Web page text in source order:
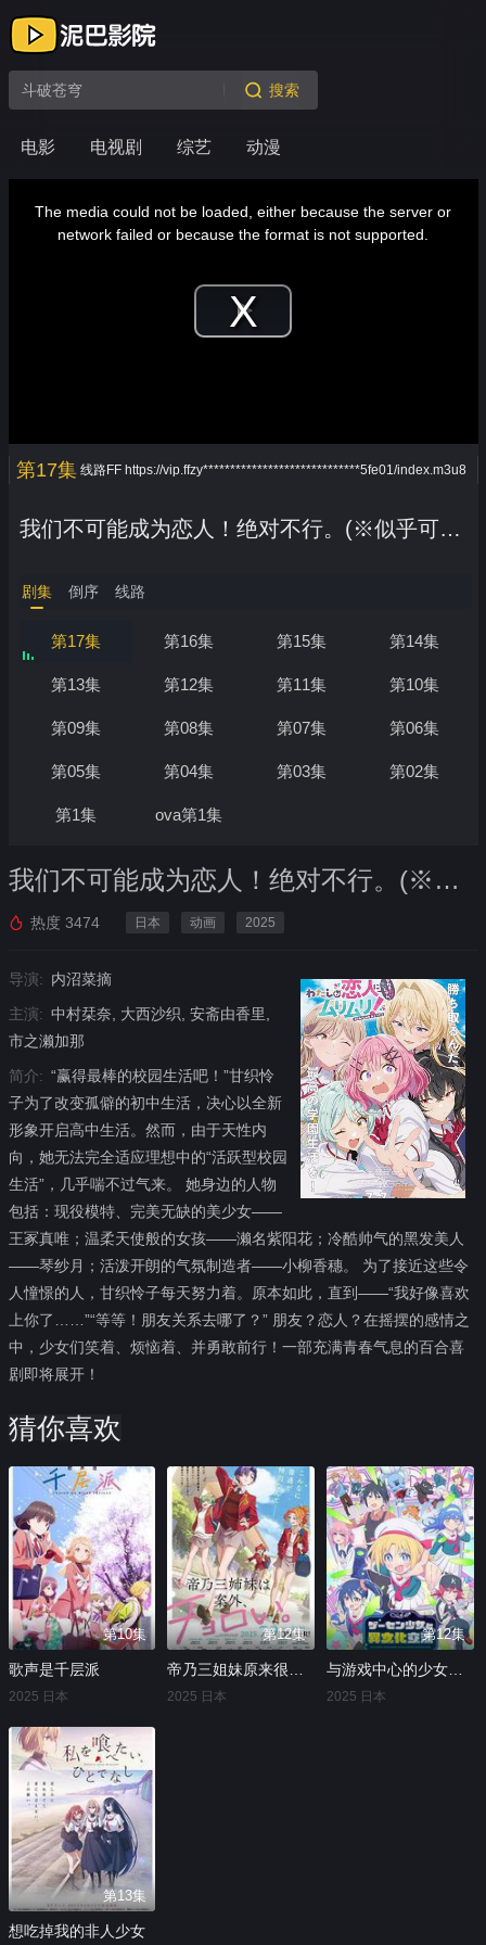
电影 电视剧 综艺 动漫
搜索
Play
modalThe media could not be loaded, either because the server or
network failed or because the format is not supported.
第17集 线路FF https://vip.ffzy*****************************5fe01/index.m3u8
我们不可能成为恋人！绝对不行。(※似乎可行!?)
剧集 倒序 线路
第17集 第16集 第15集 第14集
第13集 第12集 第11集 第10集
第09集 第08集 第07集 第06集
第05集 第04集 第03集 第02集
第1集 ova第1集
我们不可能成为恋人！绝对不行。(※似乎可行!?)
热度 3474 日本 动画 2025
导演: 内沼菜摘
主演: 中村栞奈, 大西沙织, 安斋由香里,
市之濑加那
简介: “赢得最棒的校园生活吧！”甘织怜
子为了改变孤僻的初中生活，决心以全新
形象开启高中生活。然而，由于天性内
向，她无法完全适应理想中的“活跃型校园
生活”，几乎喘不过气来。 她身边的人物
包括：现役模特、完美无缺的美少女——
王冢真唯；温柔天使般的女孩——濑名紫阳花；冷酷帅气的黑发美人
——琴纱月；活泼开朗的气氛制造者——小柳香穗。 为了接近这些令
人憧憬的人，甘织怜子每天努力着。原本如此，直到——“我好像喜欢
上你了……”“等等！朋友关系去哪了？” 朋友？恋人？在摇摆的感情之
中，少女们笑着、烦恼着、并勇敢前行！一部充满青春气息的百合喜
剧即将展开！
猜你喜欢
第10集
歌声是千层派
2025 日本
第12集
帝乃三姐妹原来很好搞定。
2025 日本
第12集
与游戏中心的少女异文化交流的故事
2025 日本
第13集
想吃掉我的非人少女